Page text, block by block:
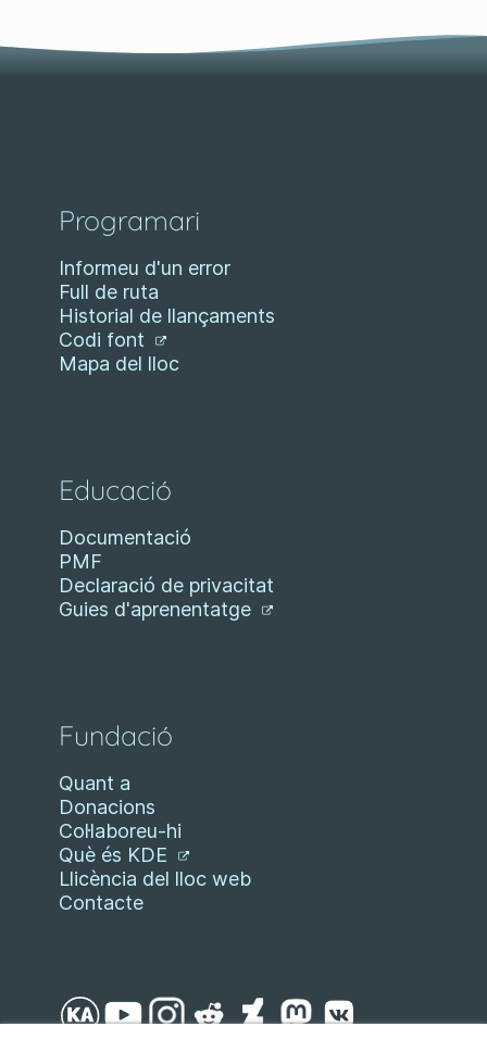
Programari
Informeu d'un error
Full de ruta
Historial de llançaments
Codi font
Mapa del lloc
Educació
Documentació
PMF
Declaració de privacitat
Guies d'aprenentatge
Fundació
Quant a
Donacions
Col·laboreu-hi
Què és KDE
Llicència del lloc web
Contacte